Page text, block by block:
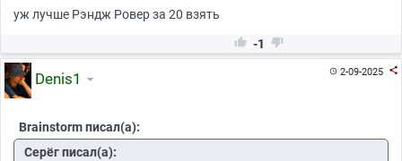
уж лучше Рэндж Ровер за 20 взять
 -1 
2-09-2025 
Denis1
Brainstorm писал(а):
Серёг писал(а):